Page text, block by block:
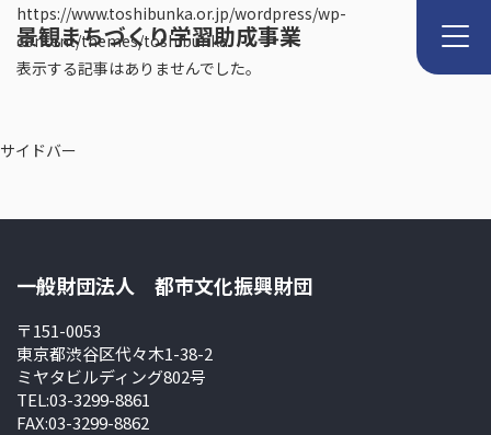
景観まちづくり学習助成事業
https://www.toshibunka.or.jp/wordpress/wp-
content/themes/toshibunka
表示する記事はありませんでした。
サイドバー
一般財団法人 都市文化振興財団
〒151-0053
東京都渋谷区代々木1-38-2
ミヤタビルディング802号
TEL:03-3299-8861
FAX:03-3299-8862